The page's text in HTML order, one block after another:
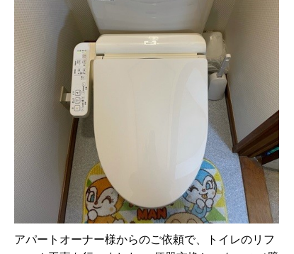
アパートオーナー様からのご依頼で、トイレのリフ